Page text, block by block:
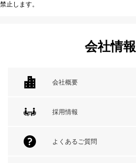
禁止します。
会社情報
会社概要
採用情報
よくあるご質問